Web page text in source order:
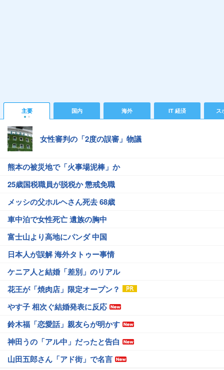
主要 国内 海外 IT 経済 ス
女性審判の「2度の誤審」物議
熊本の被災地で「火事場泥棒」か
25歳国税職員が脱税か 懲戒免職
メッシの父ホルヘさん死去 68歳
車中泊で女性死亡 遺族の胸中
富士山より高地にパンダ 中国
日本人が誤解 海外タトゥー事情
ケニア人と結婚「差別」のリアル
花王が「焼肉店」限定オープン？
やす子 相次ぐ結婚発表に反応
鈴木福「恋愛話」親友らが明かす
神田うの「アル中」だったと告白
山田五郎さん「アド街」で名言